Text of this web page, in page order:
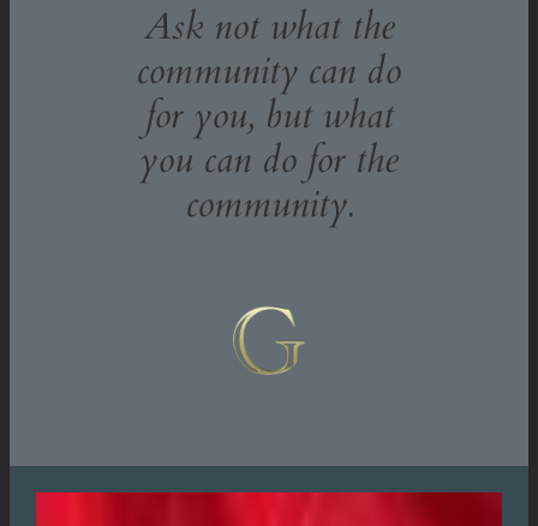
Ask not what the
community can do
for you, but what
you can do for the
community.